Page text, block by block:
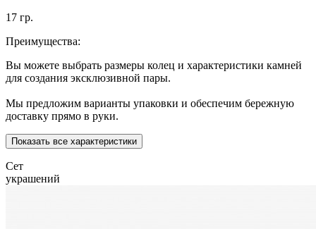
17 гр.
Преимущества:
Вы можете выбрать размеры колец и характеристики камней
для создания эксклюзивной пары.
Мы предложим варианты упаковки и обеспечим бережную
доставку прямо в руки.
Показать все характеристики
Сет
украшений